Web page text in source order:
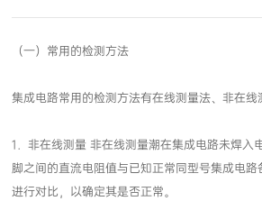
（一）常用的检测方法
集成电路常用的检测方法有在线测量法、非在线
进行对比，以确定其是否正常。